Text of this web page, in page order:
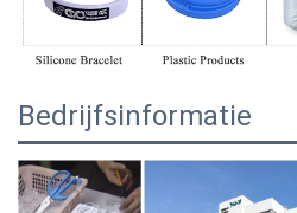
Bedrijfsinformatie